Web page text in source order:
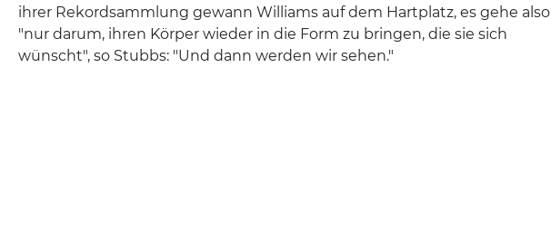
ihrer Rekordsammlung gewann Williams auf dem Hartplatz, es gehe also
"nur darum, ihren Körper wieder in die Form zu bringen, die sie sich
wünscht", so Stubbs: "Und dann werden wir sehen."